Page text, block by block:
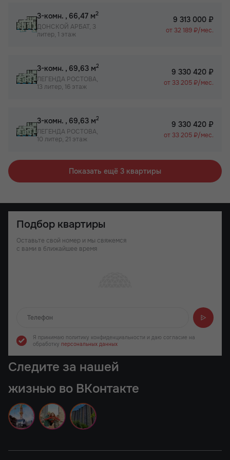
3-комн. , 66,47 м2
ДОНСКОЙ АРБАТ, 3
литер, 1 этаж
9 313 000 ₽
от 32 189 ₽/мес.
3-комн. , 69,63 м2
ЛЕГЕНДА РОСТОВА,
13 литер, 16 этаж
9 330 420 ₽
от 33 205 ₽/мес.
3-комн. , 69,63 м2
ЛЕГЕНДА РОСТОВА,
10 литер, 21 этаж
9 330 420 ₽
от 33 205 ₽/мес.
Показать ещё 3 квартиры
Подбор квартиры
Оставьте свой номер и мы свяжемся
с вами в ближайшее время
Я принимаю политику конфиденциальности и даю согласие на
обработку персональных данных
Следите за нашей
жизнью во ВКонтакте